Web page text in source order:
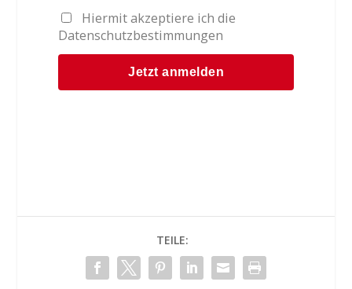
Hiermit akzeptiere ich die
Datenschutzbestimmungen
TEILE: